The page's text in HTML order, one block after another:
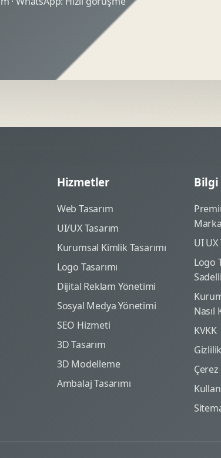
Hizmetler
Web Tasarım
UI/UX Tasarım
Kurumsal Kimlik Tasarımı
Logo Tasarımı
Dijital Reklam Yönetimi
Sosyal Medya Yönetimi
SEO Hizmeti
3D Tasarım
3D Modelleme
Ambalaj Tasarımı
Bilgi
Marka
UI UX
Logo
Nasıl
KVKK